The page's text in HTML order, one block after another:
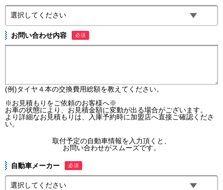
お問い合わせ内容 必須
(例)タイヤ４本の交換費用総額を教えてください。
※お見積もりをご依頼のお客様へ※
お車の状態により、お見積金額に変動が出る場合がございます。
より詳細なお見積もりは、入庫予約時に加盟店へ直接ご確認くださ
い。
取付予定の自動車情報を入力頂くと、
お問い合わせがスムーズです。
自動車メーカー 必須